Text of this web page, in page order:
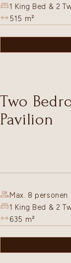
1 King Bed & 2
515 m²
Two
Pavilion
Max. 8
1 King Bed & 2
635 m²